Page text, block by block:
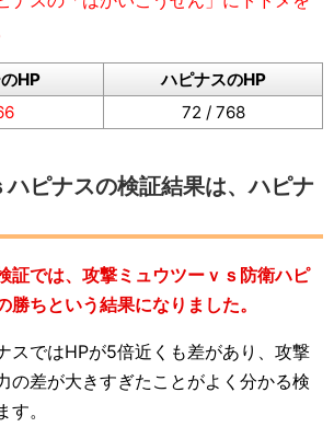
HP
ハピナスのHP
72 / 768
ハピナスの検証結果は、ハピナ
証では、攻撃ミュウツーｖｓ防衛ハピ
勝ちという結果になりました。
スではHPが5倍近くも差があり、攻撃
の差が大きすぎたことがよく分かる検
。